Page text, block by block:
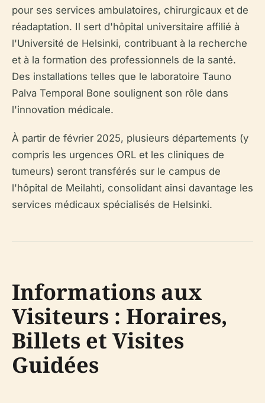
pour ses services ambulatoires, chirurgicaux et de
réadaptation. Il sert d'hôpital universitaire affilié à
l'Université de Helsinki, contribuant à la recherche
et à la formation des professionnels de la santé.
Des installations telles que le laboratoire Tauno
Palva Temporal Bone soulignent son rôle dans
l'innovation médicale.
À partir de février 2025, plusieurs départements (y
compris les urgences ORL et les cliniques de
tumeurs) seront transférés sur le campus de
l'hôpital de Meilahti, consolidant ainsi davantage les
services médicaux spécialisés de Helsinki.
Informations aux
Visiteurs : Horaires,
Billets et Visites
Guidées